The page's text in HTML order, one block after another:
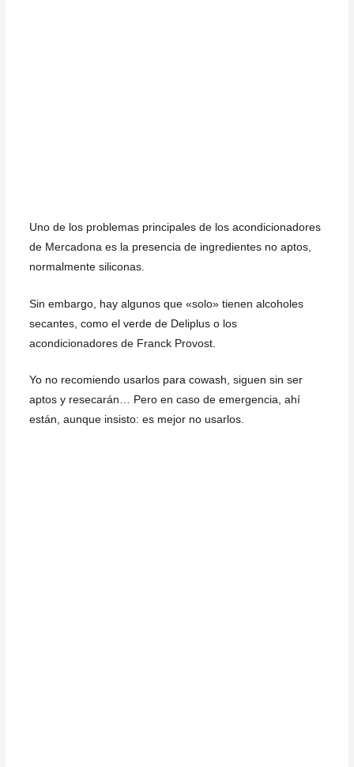
Uno de los problemas principales de los acondicionadores
de Mercadona es la presencia de ingredientes no aptos,
normalmente siliconas.
Sin embargo, hay algunos que «solo» tienen alcoholes
secantes, como el verde de Deliplus o los
acondicionadores de Franck Provost.
Yo no recomiendo usarlos para cowash, siguen sin ser
aptos y resecarán… Pero en caso de emergencia, ahí
están, aunque insisto: es mejor no usarlos.